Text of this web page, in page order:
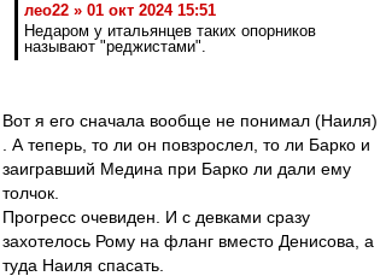
лео22 » 01 окт 2024 15:51
Недаром у итальянцев таких опорников
называют "реджистами".
Вот я его сначала вообще не понимал (Наиля)
. А теперь, то ли он повзрослел, то ли Барко и
заигравший Медина при Барко ли дали ему
толчок.
Прогресс очевиден. И с девками сразу
захотелось Рому на фланг вместо Денисова, а
туда Наиля спасать.